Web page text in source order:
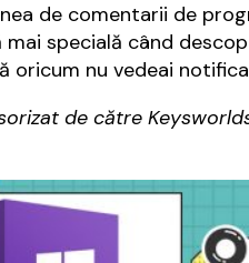
de comentarii de
mai specială când
oricum nu vedeai
de către